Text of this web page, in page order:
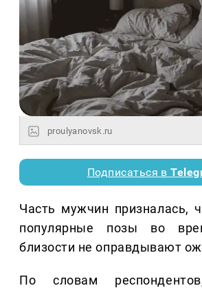
proulyanovsk.ru
Подписаться в
Часть мужчин призналась,
популярные позы во
близости не оправдывают
По словам